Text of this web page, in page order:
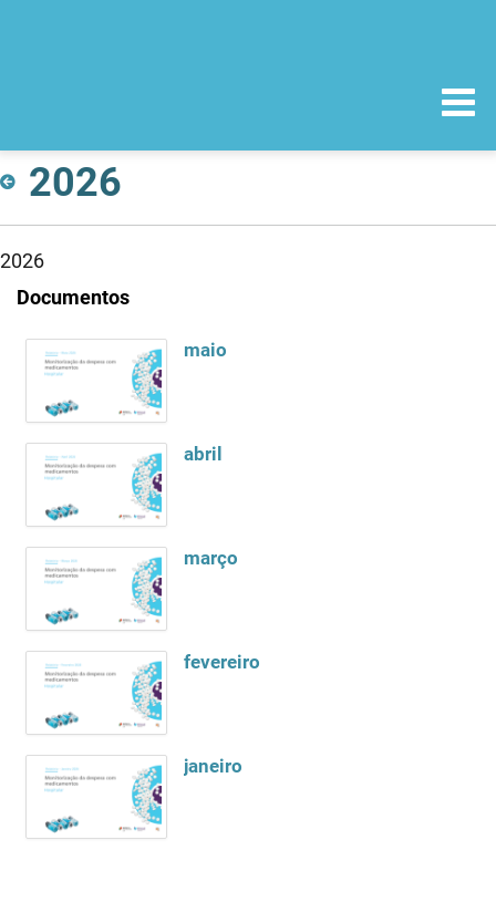
2026
2026
Documentos
maio
abril
março
fevereiro
janeiro